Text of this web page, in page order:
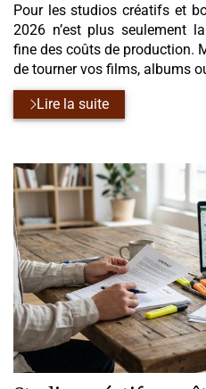
Pour les studios créatifs et
2026 n’est plus seulement
fine des coûts de production.
de tourner vos films, albums
Lire la suite